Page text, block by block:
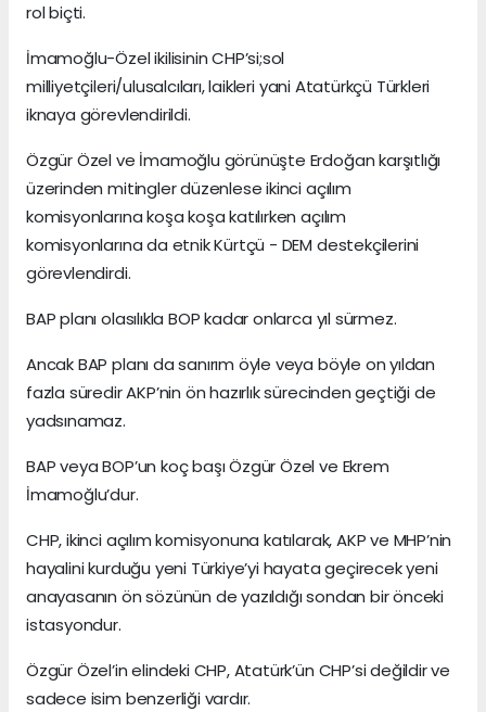
rol biçti.
İmamoğlu-Özel ikilisinin CHP’si;sol
milliyetçileri/ulusalcıları, laikleri yani Atatürkçü Türkleri
iknaya görevlendirildi.
Özgür Özel ve İmamoğlu görünüşte Erdoğan karşıtlığı
üzerinden mitingler düzenlese ikinci açılım
komisyonlarına koşa koşa katılırken açılım
komisyonlarına da etnik Kürtçü - DEM destekçilerini
görevlendirdi.
BAP planı olasılıkla BOP kadar onlarca yıl sürmez.
Ancak BAP planı da sanırım öyle veya böyle on yıldan
fazla süredir AKP’nin ön hazırlık sürecinden geçtiği de
yadsınamaz.
BAP veya BOP’un koç başı Özgür Özel ve Ekrem
İmamoğlu’dur.
CHP, ikinci açılım komisyonuna katılarak, AKP ve MHP’nin
hayalini kurduğu yeni Türkiye’yi hayata geçirecek yeni
anayasanın ön sözünün de yazıldığı sondan bir önceki
istasyondur.
Özgür Özel’in elindeki CHP, Atatürk’ün CHP’si değildir ve
sadece isim benzerliği vardır.